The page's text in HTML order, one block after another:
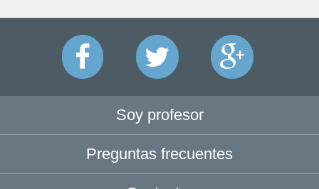
Soy profesor
Preguntas frecuentes